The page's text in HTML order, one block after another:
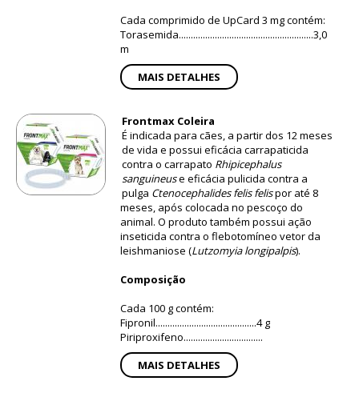
Cada comprimido de UpCard 3 mg contém:
Torasemida........................................................3,0
m
MAIS DETALHES
Frontmax Coleira
É indicada para cães, a partir dos 12 meses
de vida e possui eficácia carrapaticida
contra o carrapato Rhipicephalus
sanguineuse eficácia pulicida contra a
pulga Ctenocephalides felis felispor até 8
meses, após colocada no pescoço do
animal. O produto também possui ação
inseticida contra o flebotomíneo vetor da
leishmaniose (Lutzomyia longipalpis).
Composição
Cada 100 g contém:
Fipronil..........................................4 g
Piriproxifeno.................................
MAIS DETALHES